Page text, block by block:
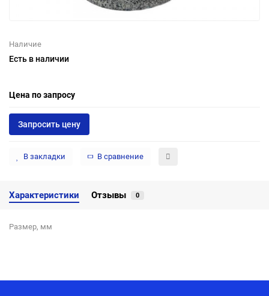
Наличие
Есть в наличии
Цена по запросу
Запросить цену
В закладки В сравнение
Характеристики Отзывы 0
Размер, мм